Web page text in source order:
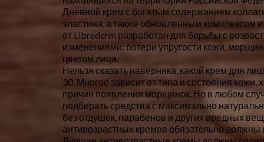
Дневной крем с богатым содержанием
эластина, а также обновленным комплексом
от Librederm разработан для борьбы с
изменениями: потери упругости кожи,
цветом лица.
Нельзя сказать наверняка, какой крем для
30. Многое зависит от типа и состояния кожи,
причин появления морщинок. Но в любом
подбирать средства с максимально
без отдушек, парабенов и других вредных
антивозрастных кремов обязательно должны